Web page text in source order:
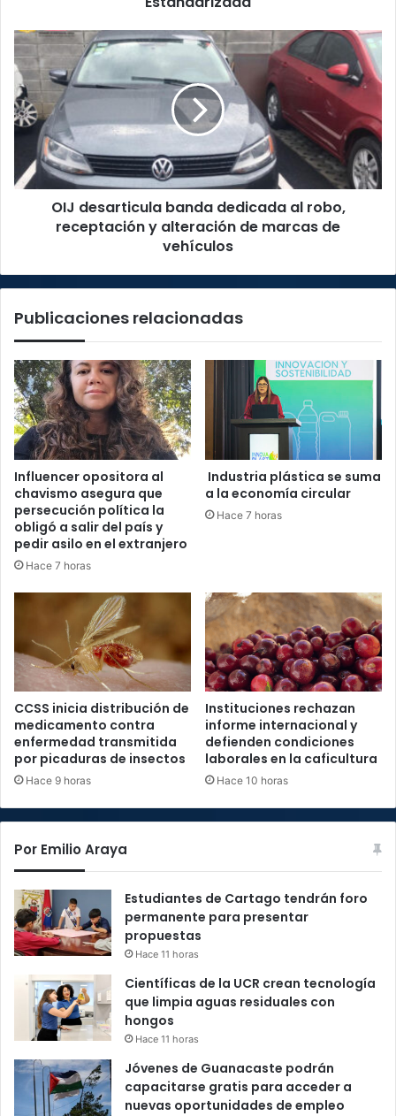
Prueba
Nacional
Estandarizada
OIJ
desarticula
banda
dedicada
al
robo,
receptación
alteración
OIJ desarticula banda dedicada al robo,
receptación y alteración de marcas de
vehículos
Publicaciones relacionadas
Influencer opositora al
chavismo asegura que
persecución política la
obligó a salir del país y
pedir asilo en el extranjero
Hace 7 horas
Industria plástica se suma
a la economía circular
Hace 7 horas
CCSS inicia distribución de
medicamento contra
enfermedad transmitida
por picaduras de insectos
Hace 9 horas
Instituciones rechazan
informe internacional y
defienden condiciones
laborales en la caficultura
Hace 10 horas
Por Emilio Araya
Estudiantes de Cartago tendrán foro
permanente para presentar
propuestas
Hace 11 horas
Científicas de la UCR crean tecnología
que limpia aguas residuales con
hongos
Hace 11 horas
Jóvenes de Guanacaste podrán
capacitarse gratis para acceder a
nuevas oportunidades de empleo